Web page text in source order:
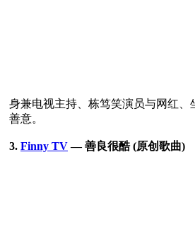
身兼电视主持、栋笃笑演员与网红
善意。
3. Finny TV — 善良很酷 (原创歌曲)